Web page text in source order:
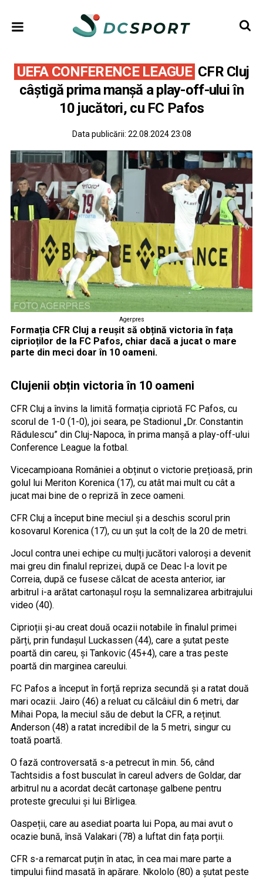
UEFA CONFERENCE LEAGUE CFR Cluj
câștigă prima manșă a play-off-ului în
10 jucători, cu FC Pafos
Data publicării: 22.08.2024 23:08
Agerpres
Formația CFR Cluj a reușit să obțină victoria în fața
ciprioților de la FC Pafos, chiar dacă a jucat o mare
parte din meci doar în 10 oameni.
Clujenii obțin victoria în 10 oameni
CFR Cluj a învins la limită formația cipriotă FC Pafos, cu
scorul de 1-0 (1-0), joi seara, pe Stadionul „Dr. Constantin
Rădulescu” din Cluj-Napoca, în prima manșă a play-off-ului
Conference League la fotbal.
Vicecampioana României a obținut o victorie prețioasă, prin
golul lui Meriton Korenica (17), cu atât mai mult cu cât a
jucat mai bine de o repriză în zece oameni.
CFR Cluj a început bine meciul și a deschis scorul prin
kosovarul Korenica (17), cu un șut la colț de la 20 de metri.
Jocul contra unei echipe cu mulți jucători valoroși a devenit
mai greu din finalul reprizei, după ce Deac l-a lovit pe
Correia, după ce fusese călcat de acesta anterior, iar
arbitrul i-a arătat cartonașul roșu la semnalizarea arbitrajului
video (40).
Ciprioții și-au creat două ocazii notabile în finalul primei
părți, prin fundașul Luckassen (44), care a șutat peste
poartă din careu, și Tankovic (45+4), care a tras peste
poartă din marginea careului.
FC Pafos a început în forță repriza secundă și a ratat două
mari ocazii. Jairo (46) a reluat cu călcâiul din 6 metri, dar
Mihai Popa, la meciul său de debut la CFR, a reținut.
Anderson (48) a ratat incredibil de la 5 metri, singur cu
toată poartă.
O fază controversată s-a petrecut în min. 56, când
Tachtsidis a fost busculat în careul advers de Goldar, dar
arbitrul nu a acordat decât cartonașe galbene pentru
proteste grecului și lui Bîrligea.
Oaspeții, care au asediat poarta lui Popa, au mai avut o
ocazie bună, însă Valakari (78) a luftat din fața porții.
CFR s-a remarcat puțin în atac, în cea mai mare parte a
timpului fiind masată în apărare. Nkololo (80) a șutat peste